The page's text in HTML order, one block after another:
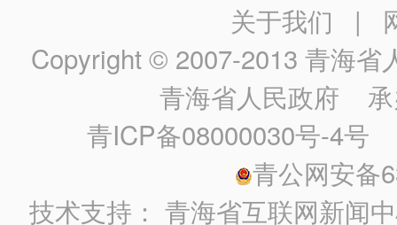
关于我们 |
Copyright © 2007-2013 青海省
青海省人民政府 承
青ICP备08000030号-4号
青公网安备
技术支持：青海省互联网新闻